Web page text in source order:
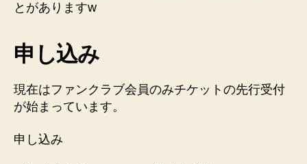
とがありますw
申し込み
現在はファンクラブ会員のみチケットの先行受付
が始まっています。
申し込み